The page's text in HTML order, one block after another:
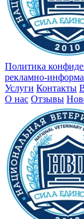
Политика
рекламно-
Услуги Контакты
О нас Отзывы